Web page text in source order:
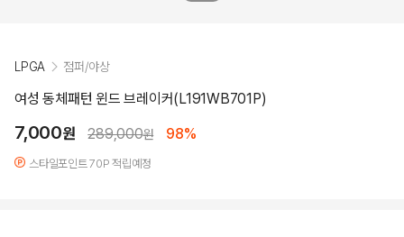
LPGA 점퍼/야상
여성 동체패턴 윈드 브레이커(L191WB701P)
7,000원 289,000원 98%
스타일포인트 70P 적립예정